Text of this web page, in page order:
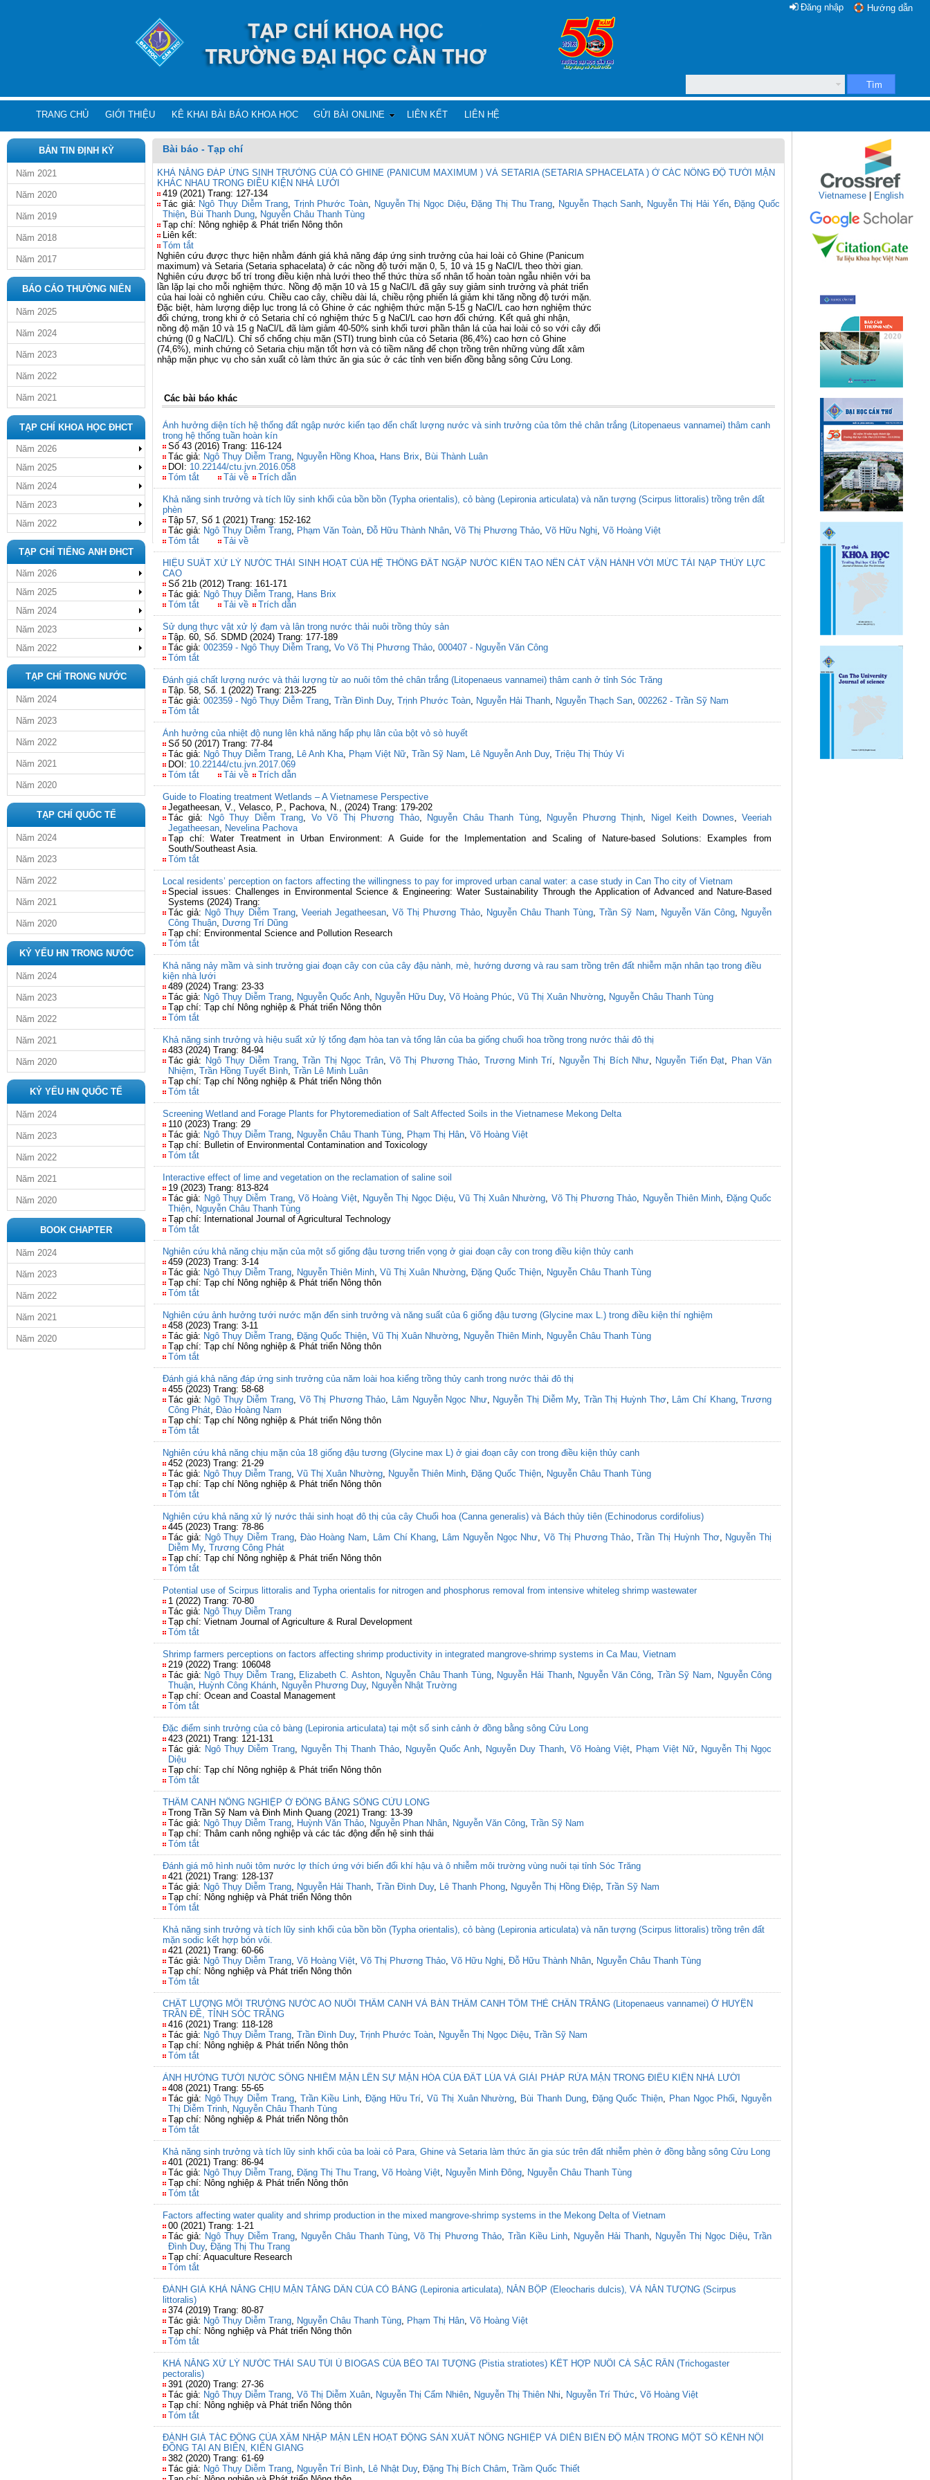
Hướng dẫn
Đăng nhập
Tìm
TRANG CHỦ GIỚI THIỆU KÊ KHAI BÀI BÁO KHOA HỌC GỬI BÀI ONLINE LIÊN KẾT LIÊN HỆ
BẢN TIN ĐỊNH KỲ
Năm 2021
Năm 2020
Năm 2019
Năm 2018
Năm 2017
BÁO CÁO THƯỜNG NIÊN
Năm 2025
Năm 2024
Năm 2023
Năm 2022
Năm 2021
TẠP CHÍ KHOA HỌC ĐHCT
Năm 2026
Năm 2025
Năm 2024
Năm 2023
Năm 2022
TẠP CHÍ TIẾNG ANH ĐHCT
Năm 2026
Năm 2025
Năm 2024
Năm 2023
Năm 2022
TẠP CHÍ TRONG NƯỚC
Năm 2024
Năm 2023
Năm 2022
Năm 2021
Năm 2020
TẠP CHÍ QUỐC TẾ
Năm 2024
Năm 2023
Năm 2022
Năm 2021
Năm 2020
KỶ YẾU HN TRONG NƯỚC
Năm 2024
Năm 2023
Năm 2022
Năm 2021
Năm 2020
KỶ YẾU HN QUỐC TẾ
Năm 2024
Năm 2023
Năm 2022
Năm 2021
Năm 2020
BOOK CHAPTER
Năm 2024
Năm 2023
Năm 2022
Năm 2021
Năm 2020
Bài báo - Tạp chí
KHẢ NĂNG ĐÁP ỨNG SINH TRƯỞNG CỦA CỎ GHINE (PANICUM MAXIMUM ) VÀ SETARIA (SETARIA SPHACELATA ) Ở CÁC NỒNG ĐỘ TƯỚI MẶN
KHÁC NHAU TRONG ĐIỀU KIỆN NHÀ LƯỚI
419 (2021) Trang: 127-134
Tác giả: Ngô Thụy Diễm Trang, Trịnh Phước Toàn, Nguyễn Thị Ngọc Diệu,Đặng Thị Thu Trang, Nguyễn Thạch Sanh, Nguyễn Thị Hải Yến,Đặng Quốc
Thiện, Bùi Thanh Dung, Nguyễn Châu Thanh Tùng
Tạp chí: Nông nghiệp & Phát triển Nông thôn
Liên kết:
Tóm tắt
Nghiên cứu được thực hiện nhằm đánh giá khả năng đáp ứng sinh trưởng của hai loài cỏ Ghine (Panicum
maximum) và Setaria (Setaria sphacelata) ở các nồng độ tưới mặn 0, 5, 10 và 15 g NaCl/L theo thời gian.
Nghiên cứu được bố trí trong điều kiện nhà lưới theo thể thức thừa số nhân tố hoàn toàn ngẫu nhiên với ba
lần lặp lại cho mỗi nghiệm thức. Nồng độ mặn 10 và 15 g NaCl/L đã gây suy giảm sinh trưởng và phát triển
của hai loài cỏ nghiên cứu. Chiều cao cây, chiều dài lá, chiều rộng phiến lá giảm khi tăng nồng độ tưới mặn.
Đặc biệt, hàm lượng diệp lục trong lá cỏ Ghine ở các nghiệm thức mặn 5-15 g NaCl/L cao hơn nghiệm thức
đối chứng, trong khi ở cỏ Setaria chỉ có nghiệm thức 5 g NaCl/L cao hơn đối chứng. Kết quả ghi nhận,
nồng độ mặn 10 và 15 g NaCl/L đã làm giảm 40-50% sinh khối tươi phần thân lá của hai loài cỏ so với cây đối
chứng (0 g NaCl/L). Chỉ số chống chịu mặn (STI) trung bình của cỏ Setaria (86,4%) cao hơn cỏ Ghine
(74,6%), minh chứng cỏ Setaria chịu mặn tốt hơn và có tiềm năng để chọn trồng trên những vùng đất xâm
nhập mặn phục vụ cho sản xuất cỏ làm thức ăn gia súc ở các tỉnh ven biển đồng bằng sông Cửu Long.
Các bài báo khác
Ảnh hưởng diện tích hệ thống đất ngập nước kiến tạo đến chất lượng nước và sinh trưởng của tôm thẻ chân trắng (Litopenaeus vannamei) thâm canh
trong hệ thống tuần hoàn kín
Số 43 (2016) Trang: 116-124
Tác giả: Ngô Thụy Diễm Trang, Nguyễn Hồng Khoa, Hans Brix, Bùi Thành Luân
DOI: 10.22144/ctu.jvn.2016.058
Tóm tắt
Tải về Trích dẫn
Khả năng sinh trưởng và tích lũy sinh khối của bồn bồn (Typha orientalis), cỏ bàng (Lepironia articulata) và năn tượng (Scirpus littoralis) trồng trên đất
phèn
Tập 57, Số 1 (2021) Trang: 152-162
Tác giả: Ngô Thụy Diễm Trang, Phạm Văn Toàn, Đỗ Hữu Thành Nhân, Võ Thị Phương Thảo, Võ Hữu Nghị, Võ Hoàng Việt
Tóm tắt
Tải về
HIỆU SUẤT XỬ LÝ NƯỚC THẢI SINH HOẠT CỦA HỆ THỐNG ĐẤT NGẬP NƯỚC KIẾN TẠO NỀN CÁT VẬN HÀNH VỚI MỨC TẢI NẠP THỦY LỰC
CAO
Số 21b (2012) Trang: 161-171
Tác giả: Ngô Thụy Diễm Trang, Hans Brix
Tóm tắt
Tải về Trích dẫn
Sử dụng thực vật xử lý đạm và lân trong nước thải nuôi trồng thủy sản
Tập. 60, Số. SDMD (2024) Trang: 177-189
Tác giả: 002359 - Ngô Thụy Diễm Trang, Vo Võ Thị Phương Thảo, 000407 - Nguyễn Văn Công
Tóm tắt
Đánh giá chất lượng nước và thải lượng từ ao nuôi tôm thẻ chân trắng (Litopenaeus vannamei) thâm canh ở tỉnh Sóc Trăng
Tập. 58, Số. 1 (2022) Trang: 213-225
Tác giả: 002359 - Ngô Thụy Diễm Trang, Trần Đình Duy, Trịnh Phước Toàn, Nguyễn Hải Thanh, Nguyễn Thạch San, 002262 - Trần Sỹ Nam
Tóm tắt
Ảnh hưởng của nhiệt độ nung lên khả năng hấp phụ lân của bột vỏ sò huyết
Số 50 (2017) Trang: 77-84
Tác giả: Ngô Thụy Diễm Trang, Lê Anh Kha, Phạm Việt Nữ, Trần Sỹ Nam, Lê Nguyễn Anh Duy, Triệu Thị Thúy Vi
DOI: 10.22144/ctu.jvn.2017.069
Tóm tắt
Tải về Trích dẫn
Guide to Floating treatment Wetlands – A Vietnamese Perspective
Jegatheesan, V., Velasco, P., Pachova, N., (2024) Trang: 179-202
Tác giả:
Ngô Thụy Diễm Trang, Vo Võ Thị Phương Thảo, Nguyễn Châu Thanh Tùng, Nguyễn Phương Thịnh, Nigel Keith Downes,Veeriah
Jegatheesan, Nevelina Pachova
Tạp chí: Water Treatment in Urban Environment: A Guide for the Implementation and Scaling of Nature-based Solutions: Examples from
South/Southeast Asia.
Tóm tắt
Local residents’ perception on factors affecting the willingness to pay for improved urban canal water: a case study in Can Tho city of Vietnam
Special issues: Challenges in Environmental Science & Engineering: Water Sustainability Through the Application of Advanced and Nature-Based
Systems (2024) Trang:
Tác giả: Ngô Thụy Diễm Trang, Veeriah Jegatheesan,Võ Thị Phương Thảo, Nguyễn Châu Thanh Tùng,Trần Sỹ Nam, Nguyễn Văn Công, Nguyễn
Công Thuận, Dương Trí Dũng
Tạp chí: Environmental Science and Pollution Research
Tóm tắt
Khả năng nảy mầm và sinh trưởng giai đoạn cây con của cây đậu nành, mè, hướng dương và rau sam trồng trên đất nhiễm mặn nhân tạo trong điều
kiện nhà lưới
489 (2024) Trang: 23-33
Tác giả: Ngô Thụy Diễm Trang, Nguyễn Quốc Anh, Nguyễn Hữu Duy, Võ Hoàng Phúc, Vũ Thị Xuân Nhường, Nguyễn Châu Thanh Tùng
Tạp chí: Tạp chí Nông nghiệp & Phát triển Nông thôn
Tóm tắt
Khả năng sinh trưởng và hiệu suất xử lý tổng đạm hòa tan và tổng lân của ba giống chuối hoa trồng trong nước thải đô thị
483 (2024) Trang: 84-94
Tác giả: Ngô Thụy Diễm Trang,Trần Thị Ngọc Trân,Võ Thị Phương Thảo, Trương Minh Trí, Nguyễn Thị Bích Như, Nguyễn Tiến Đạt, Phan Văn
Nhiệm, Trần Hồng Tuyết Bình, Trần Lê Minh Luân
Tạp chí: Tạp chí Nông nghiệp & Phát triển Nông thôn
Tóm tắt
Screening Wetland and Forage Plants for Phytoremediation of Salt Affected Soils in the Vietnamese Mekong Delta
110 (2023) Trang: 29
Tác giả: Ngô Thụy Diễm Trang, Nguyễn Châu Thanh Tùng, Phạm Thị Hân, Võ Hoàng Việt
Tạp chí: Bulletin of Environmental Contamination and Toxicology
Tóm tắt
Interactive effect of lime and vegetation on the reclamation of saline soil
19 (2023) Trang: 813-824
Tác giả: Ngô Thụy Diễm Trang, Võ Hoàng Việt, Nguyễn Thị Ngọc Diệu,Vũ Thị Xuân Nhường, Võ Thị Phương Thảo, Nguyễn Thiên Minh, Đặng Quốc
Thiện, Nguyễn Châu Thanh Tùng
Tạp chí: International Journal of Agricultural Technology
Tóm tắt
Nghiên cứu khả năng chịu mặn của một số giống đậu tương triển vọng ở giai đoạn cây con trong điều kiện thủy canh
459 (2023) Trang: 3-14
Tác giả: Ngô Thụy Diễm Trang, Nguyễn Thiên Minh, Vũ Thị Xuân Nhường, Đặng Quốc Thiện, Nguyễn Châu Thanh Tùng
Tạp chí: Tạp chí Nông nghiệp & Phát triển Nông thôn
Tóm tắt
Nghiên cứu ảnh hưởng tưới nước mặn đến sinh trưởng và năng suất của 6 giống đậu tương (Glycine max L.) trong điều kiện thí nghiệm
458 (2023) Trang: 3-11
Tác giả: Ngô Thụy Diễm Trang, Đặng Quốc Thiện, Vũ Thị Xuân Nhường, Nguyễn Thiên Minh, Nguyễn Châu Thanh Tùng
Tạp chí: Tạp chí Nông nghiệp & Phát triển Nông thôn
Tóm tắt
Đánh giá khả năng đáp ứng sinh trưởng của năm loài hoa kiểng trồng thủy canh trong nước thải đô thị
455 (2023) Trang: 58-68
Tác giả: Ngô Thụy Diễm Trang, Võ Thị Phương Thảo, Lâm Nguyễn Ngọc Như, Nguyễn Thị Diễm My, Trần Thị Huỳnh Thơ, Lâm Chí Khang,Trương
Công Phát, Đào Hoàng Nam
Tạp chí: Tạp chí Nông nghiệp & Phát triển Nông thôn
Tóm tắt
Nghiên cứu khả năng chịu mặn của 18 giống đậu tương (Glycine max L) ở giai đoạn cây con trong điều kiện thủy canh
452 (2023) Trang: 21-29
Tác giả: Ngô Thụy Diễm Trang, Vũ Thị Xuân Nhường, Nguyễn Thiên Minh, Đặng Quốc Thiện, Nguyễn Châu Thanh Tùng
Tạp chí: Tạp chí Nông nghiệp & Phát triển Nông thôn
Tóm tắt
Nghiên cứu khả năng xử lý nước thải sinh hoạt đô thị của cây Chuối hoa (Canna generalis) và Bách thủy tiên (Echinodorus cordifolius)
445 (2023) Trang: 78-86
Tác giả: Ngô Thụy Diễm Trang, Đào Hoàng Nam, Lâm Chí Khang, Lâm Nguyễn Ngọc Như,Võ Thị Phương Thảo,Trần Thị Huỳnh Thơ, Nguyễn Thị
Diễm My, Trương Công Phát
Tạp chí: Tạp chí Nông nghiệp & Phát triển Nông thôn
Tóm tắt
Potential use of Scirpus littoralis and Typha orientalis for nitrogen and phosphorus removal from intensive whiteleg shrimp wastewater
1 (2022) Trang: 70-80
Tác giả: Ngô Thụy Diễm Trang
Tạp chí: Vietnam Journal of Agriculture & Rural Development
Tóm tắt
Shrimp farmers perceptions on factors affecting shrimp productivity in integrated mangrove-shrimp systems in Ca Mau, Vietnam
219 (2022) Trang: 106048
Tác giả: Ngô Thụy Diễm Trang, Elizabeth C. Ashton, Nguyễn Châu Thanh Tùng, Nguyễn Hải Thanh, Nguyễn Văn Công, Trần Sỹ Nam, Nguyễn Công
Thuận, Huỳnh Công Khánh, Nguyễn Phương Duy, Nguyễn Nhật Trường
Tạp chí: Ocean and Coastal Management
Tóm tắt
Đặc điểm sinh trưởng của cỏ bàng (Lepironia articulata) tại một số sinh cảnh ở đồng bằng sông Cửu Long
423 (2021) Trang: 121-131
Tác giả: Ngô Thụy Diễm Trang, Nguyễn Thị Thanh Thảo, Nguyễn Quốc Anh, Nguyễn Duy Thanh, Võ Hoàng Việt, Phạm Việt Nữ, Nguyễn Thị Ngọc
Diệu
Tạp chí: Tạp chí Nông nghiệp & Phát triển Nông thôn
Tóm tắt
THÂM CANH NÔNG NGHIỆP Ở ĐỒNG BẰNG SÔNG CỬU LONG
Trong Trần Sỹ Nam và Đinh Minh Quang (2021) Trang: 13-39
Tác giả: Ngô Thụy Diễm Trang, Huỳnh Văn Thảo, Nguyễn Phan Nhân, Nguyễn Văn Công, Trần Sỹ Nam
Tạp chí: Thâm canh nông nghiệp và các tác động đến hệ sinh thái
Tóm tắt
Đánh giá mô hình nuôi tôm nước lợ thích ứng với biến đổi khí hậu và ô nhiễm môi trường vùng nuôi tại tỉnh Sóc Trăng
421 (2021) Trang: 128-137
Tác giả: Ngô Thụy Diễm Trang, Nguyễn Hải Thanh, Trần Đình Duy, Lê Thanh Phong, Nguyễn Thị Hồng Điệp, Trần Sỹ Nam
Tạp chí: Nông nghiệp và Phát triển Nông thôn
Tóm tắt
Khả năng sinh trưởng và tích lũy sinh khối của bồn bồn (Typha orientalis), cỏ bàng (Lepironia articulata) và năn tượng (Scirpus littoralis) trồng trên đất
mặn sodic kết hợp bón vôi.
421 (2021) Trang: 60-66
Tác giả: Ngô Thụy Diễm Trang, Võ Hoàng Việt, Võ Thị Phương Thảo, Võ Hữu Nghị, Đỗ Hữu Thành Nhân, Nguyễn Châu Thanh Tùng
Tạp chí: Nông nghiệp và Phát triển Nông thôn
Tóm tắt
CHẤT LƯỢNG MÔI TRƯỜNG NƯỚC AO NUÔI THÂM CANH VÀ BÁN THÂM CANH TÔM THẺ CHÂN TRẮNG (Litopenaeus vannamei) Ở HUYỆN
TRẦN ĐỀ, TỈNH SÓC TRĂNG
416 (2021) Trang: 118-128
Tác giả: Ngô Thụy Diễm Trang, Trần Đình Duy, Trịnh Phước Toàn, Nguyễn Thị Ngọc Diệu, Trần Sỹ Nam
Tạp chí: Nông nghiệp & Phát triển Nông thôn
Tóm tắt
ẢNH HƯỞNG TƯỚI NƯỚC SÔNG NHIỄM MẶN LÊN SỰ MẶN HÓA CỦA ĐẤT LÚA VÀ GIẢI PHÁP RỬA MẶN TRONG ĐIỀU KIỆN NHÀ LƯỚI
408 (2021) Trang: 55-65
Tác giả: Ngô Thụy Diễm Trang, Trần Kiều Linh, Đặng Hữu Trí,Vũ Thị Xuân Nhường, Bùi Thanh Dung, Đặng Quốc Thiện, Phan Ngọc Phối, Nguyễn
Thị Diễm Trinh, Nguyễn Châu Thanh Tùng
Tạp chí: Nông nghiệp & Phát triển Nông thôn
Tóm tắt
Khả năng sinh trưởng và tích lũy sinh khối của ba loài cỏ Para, Ghine và Setaria làm thức ăn gia súc trên đất nhiễm phèn ở đồng bằng sông Cửu Long
401 (2021) Trang: 86-94
Tác giả: Ngô Thụy Diễm Trang, Đặng Thị Thu Trang, Võ Hoàng Việt, Nguyễn Minh Đông, Nguyễn Châu Thanh Tùng
Tạp chí: Nông nghiệp & Phát triển Nông thôn
Tóm tắt
Factors affecting water quality and shrimp production in the mixed mangrove-shrimp systems in the Mekong Delta of Vietnam
00 (2021) Trang: 1-21
Tác giả: Ngô Thụy Diễm Trang, Nguyễn Châu Thanh Tùng,Võ Thị Phương Thảo, Trần Kiều Linh, Nguyễn Hải Thanh, Nguyễn Thị Ngọc Diệu,Trần
Đình Duy, Đặng Thị Thu Trang
Tạp chí: Aquaculture Research
Tóm tắt
ĐÁNH GIÁ KHẢ NĂNG CHỊU MẶN TĂNG DẦN CỦA CỎ BÀNG (Lepironia articulata), NĂN BỘP (Eleocharis dulcis), VÀ NĂN TƯỢNG (Scirpus
littoralis)
374 (2019) Trang: 80-87
Tác giả: Ngô Thụy Diễm Trang, Nguyễn Châu Thanh Tùng, Phạm Thị Hân, Võ Hoàng Việt
Tạp chí: Nông nghiệp và Phát triển Nông thôn
Tóm tắt
KHẢ NĂNG XỬ LÝ NƯỚC THẢI SAU TÚI Ủ BIOGAS CỦA BÈO TAI TƯỢNG (Pistia stratiotes) KẾT HỢP NUÔI CÁ SẶC RẰN (Trichogaster
pectoralis)
391 (2020) Trang: 27-36
Tác giả: Ngô Thụy Diễm Trang, Võ Thị Diễm Xuân, Nguyễn Thị Cẩm Nhiên, Nguyễn Thị Thiên Nhi, Nguyễn Trí Thức, Võ Hoàng Việt
Tạp chí: Nông nghiệp và Phát triển Nông thôn
Tóm tắt
ĐÁNH GIÁ TÁC ĐỘNG CỦA XÂM NHẬP MẶN LÊN HOẠT ĐỘNG SẢN XUẤT NÔNG NGHIỆP VÀ DIỄN BIẾN ĐỘ MẶN TRONG MỘT SỐ KÊNH NỘI
ĐỒNG TẠI AN BIÊN, KIÊN GIANG
382 (2020) Trang: 61-69
Tác giả: Ngô Thụy Diễm Trang, Nguyễn Trí Bình, Lê Nhật Duy, Đặng Thị Bích Châm, Trầm Quốc Thiết
Vietnamese English